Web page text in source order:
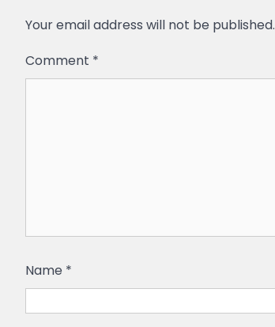
Your email address will not be published.
Comment *
Name *